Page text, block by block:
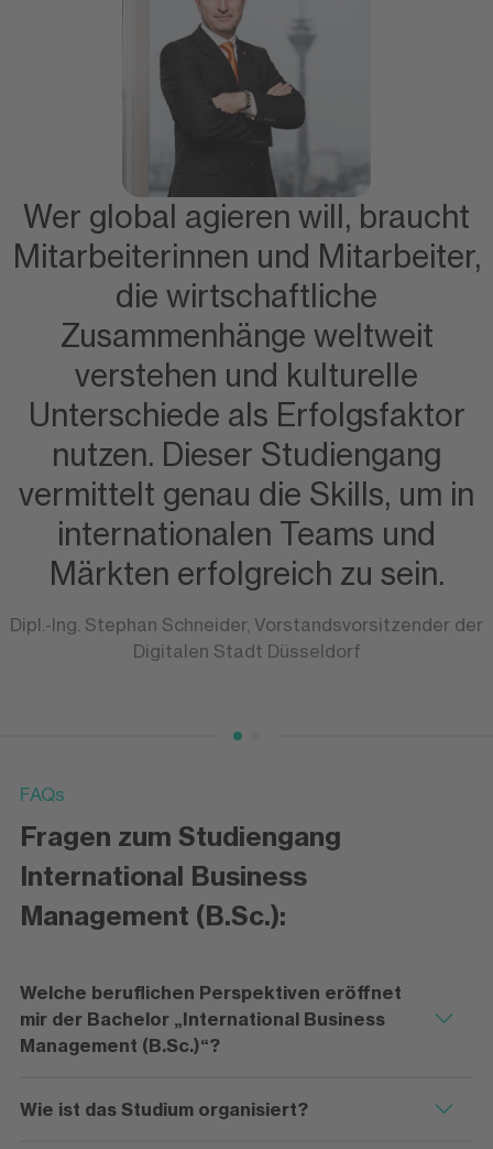
Wer global agieren will, braucht
Mitarbeiterinnen und Mitarbeiter,
die wirtschaftliche
Zusammenhänge weltweit
verstehen und kulturelle
Unterschiede als Erfolgsfaktor
nutzen. Dieser Studiengang
vermittelt genau die Skills, um in
internationalen Teams und
Märkten erfolgreich zu sein.
Dipl.-Ing. Stephan Schneider, Vorstandsvorsitzender der
Digitalen Stadt Düsseldorf
FAQs
Fragen zum Studiengang
International Business
Management (B.Sc.):
Welche beruflichen Perspektiven eröffnet
mir der Bachelor „International Business
Management (B.Sc.)“?
Wie ist das Studium organisiert?